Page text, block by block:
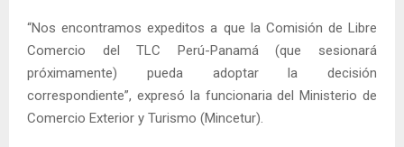
“Nos encontramos expeditos a que la Comisión de Libre
Comercio del TLC Perú-Panamá (que sesionará
próximamente) pueda adoptar la decisión
correspondiente”, expresó la funcionaria del Ministerio de
Comercio Exterior y Turismo (Mincetur).